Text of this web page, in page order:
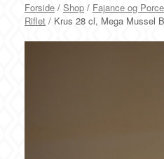
Forside / Shop / Fajance og
Riflet / Krus 28 cl, Mega Mussel